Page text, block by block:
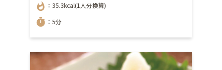
whatshot ：35.3kcal(1人分換算)
timer ：5分